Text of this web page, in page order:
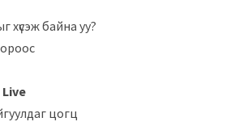
байна уу?
Live
цогц